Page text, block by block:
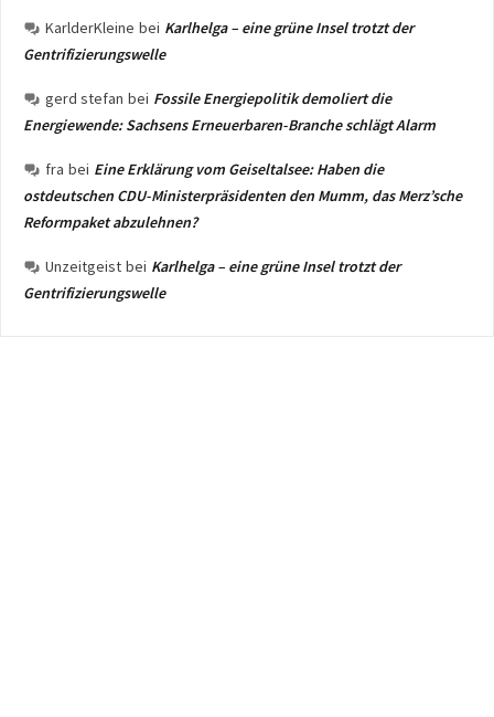
KarlderKleine bei Karlhelga – eine grüne Insel trotzt der
Gentrifizierungswelle
gerd stefan bei Fossile Energiepolitik demoliert die
Energiewende: Sachsens Erneuerbaren-Branche schlägt Alarm
fra bei Eine Erklärung vom Geiseltalsee: Haben die
ostdeutschen CDU-Ministerpräsidenten den Mumm, das Merz’sche
Reformpaket abzulehnen?
Unzeitgeist bei Karlhelga – eine grüne Insel trotzt der
Gentrifizierungswelle